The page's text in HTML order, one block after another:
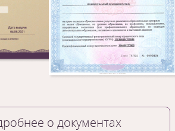
о документах